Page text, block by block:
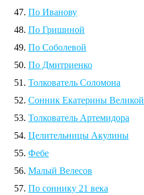
По Иванову
По Гришиной
По Соболевой
По Дмитриенко
Толкователь Соломона
Сонник Екатерины Великой
Толкователь Артемидора
Целительницы Акулины
Фебе
Малый Велесов
По соннику 21 века